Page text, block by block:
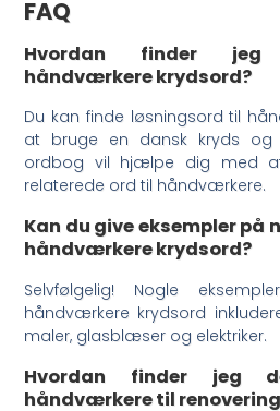
FAQ
Hvordan finder jeg
håndværkere krydsord?
Du kan finde løsningsord til
at bruge en dansk kryds og
ordbog vil hjælpe dig med
relaterede ord til håndværkere.
Kan du give eksempler på
håndværkere krydsord?
Selvfølgelig! Nogle
håndværkere krydsord
maler, glasblæser og elektriker.
Hvordan finder jeg
håndværkere til